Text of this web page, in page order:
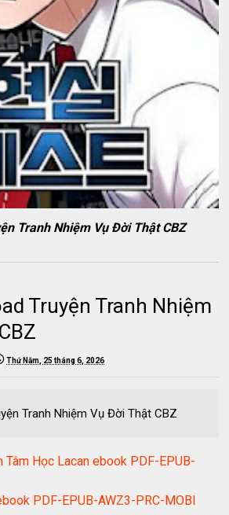
Tranh Nhiệm Vụ Đời Thật CBZ
Truyện Tranh Nhiệm
Thứ Năm, 25 tháng 6, 2026
Tranh Nhiệm Vụ Đời Thật CBZ
Tâm Học Lacan ebook PDF-EPUB-
PDF-EPUB-AWZ3-PRC-MOBI